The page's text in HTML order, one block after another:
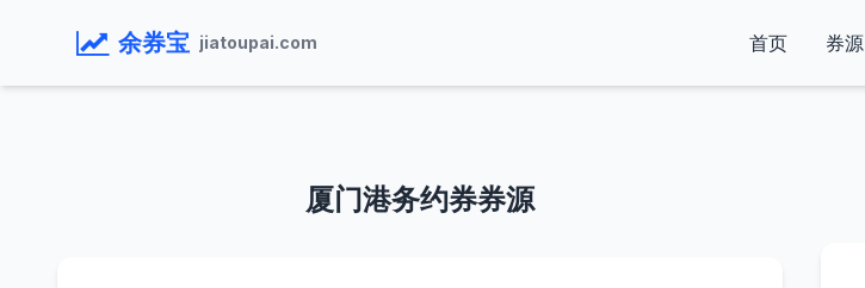
余券宝 jiatoupai.com 首页 券源
厦门港务约券券源